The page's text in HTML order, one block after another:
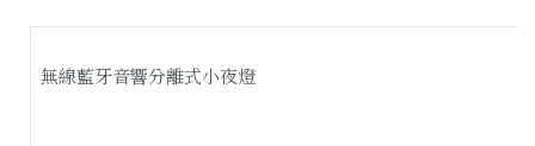
無線藍牙音響分離式小夜燈